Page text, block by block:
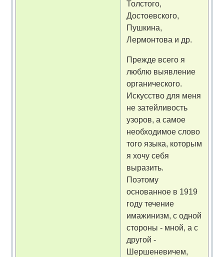
Толстого,
Достоевского,
Пушкина,
Лермонтова и др.
Прежде всего я
люблю выявление
органического.
Искусство для меня
не затейливость
узоров, а самое
необходимое слово
того языка, которым
я хочу себя
выразить.
Поэтому
основанное в 1919
году течение
имажинизм, с одной
стороны - мной, а с
другой -
Шершеневичем,